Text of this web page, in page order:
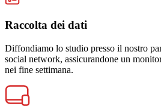
Raccolta dei dati
Diffondiamo lo studio presso il nostro
social network, assicurandone un
nei fine settimana.